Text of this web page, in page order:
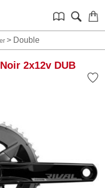
> Double
2x12v DUB